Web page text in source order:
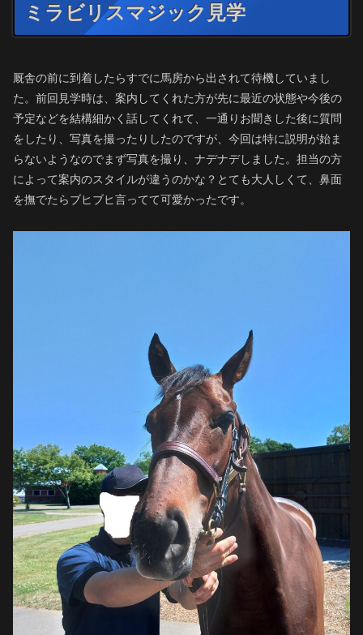
ミラビリスマジック見学
厩舎の前に到着したらすでに馬房から出されて待機していまし
た。前回見学時は、案内してくれた方が先に最近の状態や今後の
予定などを結構細かく話してくれて、一通りお聞きした後に質問
をしたり、写真を撮ったりしたのですが、今回は特に説明が始ま
らないようなのでまず写真を撮り、ナデナデしました。担当の方
によって案内のスタイルが違うのかな？とても大人しくて、鼻面
を撫でたらブヒブヒ言ってて可愛かったです。